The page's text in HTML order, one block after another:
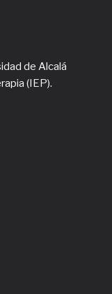
de Alcalá
(IEP).